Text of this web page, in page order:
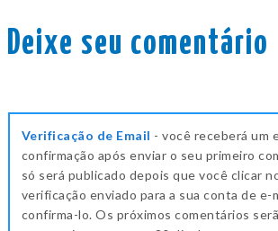
Deixe seu comentário
Verificação de Email - você receberá um
confirmação após enviar o seu primeiro
só será publicado depois que você clicar
verificação enviado para a sua conta de e-
confirma-lo. Os próximos comentários